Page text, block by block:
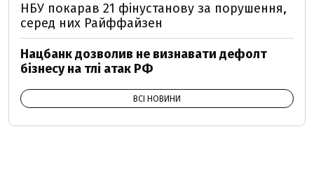
НБУ покарав 21 фінустанову за порушення,
серед них Райффайзен
Нацбанк дозволив не визнавати дефолт
бізнесу на тлі атак РФ
ВСІ НОВИНИ